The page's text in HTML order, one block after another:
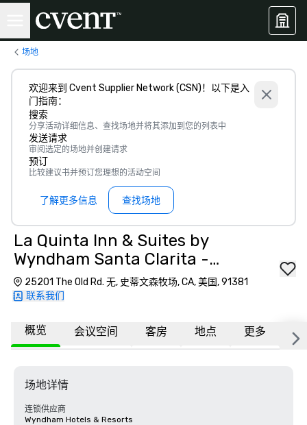
场地
欢迎来到 Cvent Supplier Network (CSN)！以下是入
门指南：
搜索
分享活动详细信息、查找场地并将其添加到您的列表中
发送请求
审阅选定的场地并创建请求
预订
比较建议书并预订您理想的活动空间
了解更多信息 查找场地
La Quinta Inn & Suites by
Wyndham Santa Clarita -
Valencia
25201 The Old Rd. 无, 史蒂文森牧场, CA, 美国, 91381
联系我们
概览 会议空间 客房 地点 更多 常
场地详情
连锁供应商
Wyndham Hotels & Resorts